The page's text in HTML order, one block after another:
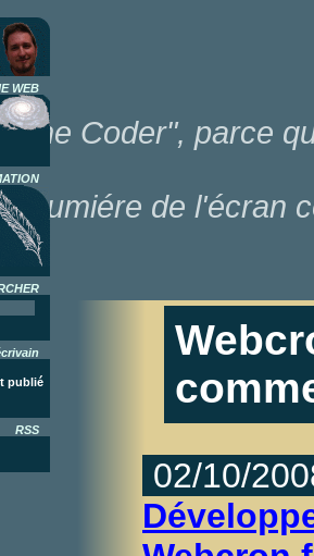
WEB
publié
RSS
Coder", parce
lumiére de l'écran
02/10/